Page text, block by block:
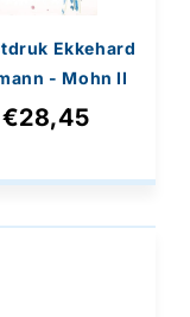
Ekkehard
- Mohn II
20x99cm
€28,45